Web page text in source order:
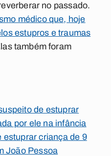
no passado.
médico que, hoje
estupros e traumas
também foram
de estuprar
por ele na infância
estuprar criança de 9
João Pessoa